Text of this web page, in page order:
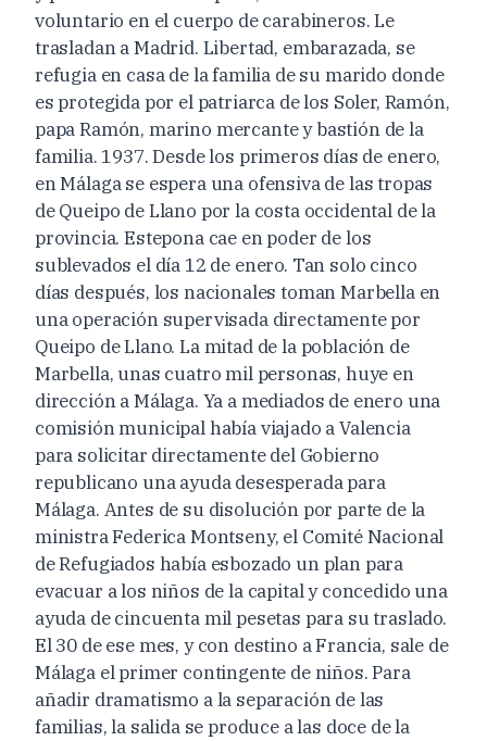
voluntario en el cuerpo de carabineros. Le
trasladan a Madrid. Libertad, embarazada, se
refugia en casa de la familia de su marido donde
es protegida por el patriarca de los Soler, Ramón,
papa Ramón, marino mercante y bastión de la
familia. 1937. Desde los primeros días de enero,
en Málaga se espera una ofensiva de las tropas
de Queipo de Llano por la costa occidental de la
provincia. Estepona cae en poder de los
sublevados el día 12 de enero. Tan solo cinco
días después, los nacionales toman Marbella en
una operación supervisada directamente por
Queipo de Llano. La mitad de la población de
Marbella, unas cuatro mil personas, huye en
dirección a Málaga. Ya a mediados de enero una
comisión municipal había viajado a Valencia
para solicitar directamente del Gobierno
republicano una ayuda desesperada para
Málaga. Antes de su disolución por parte de la
ministra Federica Montseny, el Comité Nacional
de Refugiados había esbozado un plan para
evacuar a los niños de la capital y concedido una
ayuda de cincuenta mil pesetas para su traslado.
El 30 de ese mes, y con destino a Francia, sale de
Málaga el primer contingente de niños. Para
añadir dramatismo a la separación de las
familias, la salida se produce a las doce de la